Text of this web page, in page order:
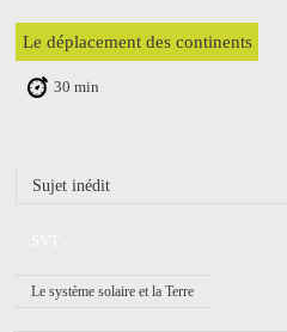
Le déplacement des continents
30 min
Sujet inédit
Le système solaire et la Terre